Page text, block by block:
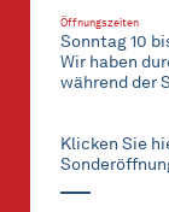
Öffnungszeiten
Sonntag 10
Wir haben
während der
Klicken Sie